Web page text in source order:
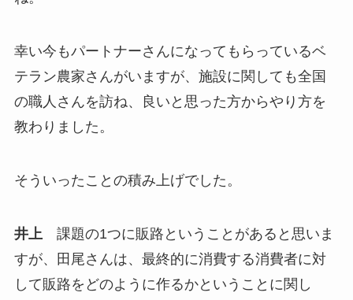
幸い今もパートナーさんになってもらっているベ
テラン農家さんがいますが、施設に関しても全国
の職人さんを訪ね、良いと思った方からやり方を
教わりました。
そういったことの積み上げでした。
井上 課題の1つに販路ということがあると思いま
すが、田尾さんは、最終的に消費する消費者に対
して販路をどのように作るかということに関し